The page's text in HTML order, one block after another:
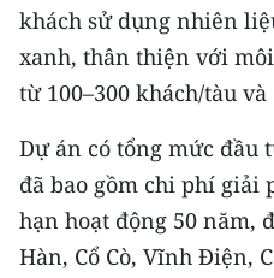
Media Thế giới
Media Thể thao
Media Giáo dục
Media Y tế
Media Khoa học - Công
khách sử dụng nhiên
xanh, thân thiện với
từ 100–300 khách/tàu
Dự án có tổng mức đầu
đã bao gồm chi phí giải
hạn hoạt động 50 năm,
Hàn, Cổ Cò, Vĩnh Điện,